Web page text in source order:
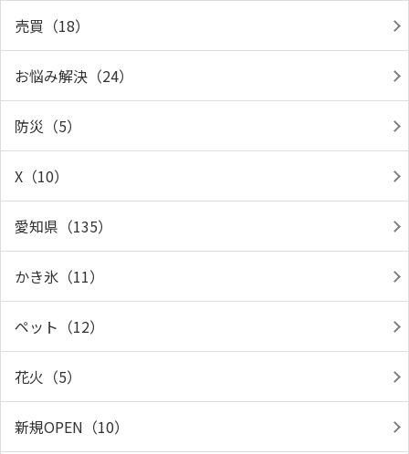
売買（18）
お悩み解決（24）
防災（5）
X（10）
愛知県（135）
かき氷（11）
ペット（12）
花火（5）
新規OPEN（10）